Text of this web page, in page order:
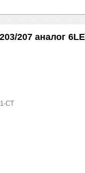
207 аналог
СТ